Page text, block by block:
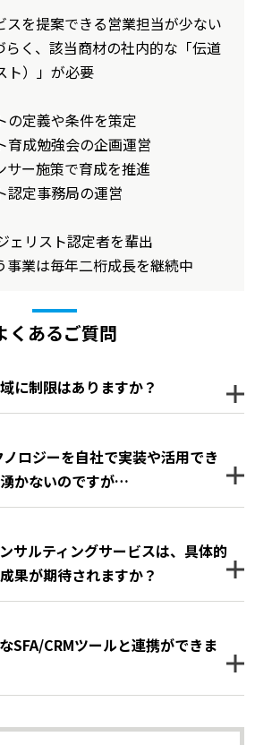
スを提案できる営業担当が少ない
らく、該当商材の社内的な「伝道
ト）」が必要
の定義や条件を策定
育成勉強会の企画運営
サー施策で育成を推進
認定事務局の運営
ェリスト認定者を輩出
事業は毎年二桁成長を継続中
くあるご質問
に制限はありますか？
ロジーを自社で実装や活用でき
かないのですが…
サルティングサービスは、具体的
果が期待されますか？
SFA/CRMツールと連携ができま